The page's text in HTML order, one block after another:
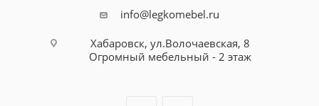
info@legkomebel.ru
Хабаровск, ул.Волочаевская, 8
Огромный мебельный - 2 этаж